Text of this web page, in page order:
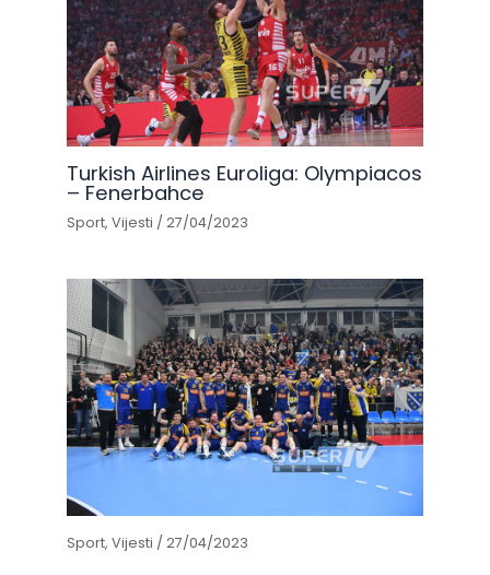
Turkish Airlines Euroliga: Olympiacos
– Fenerbahce
Sport,Vijesti /27/04/2023
Sport,Vijesti /27/04/2023